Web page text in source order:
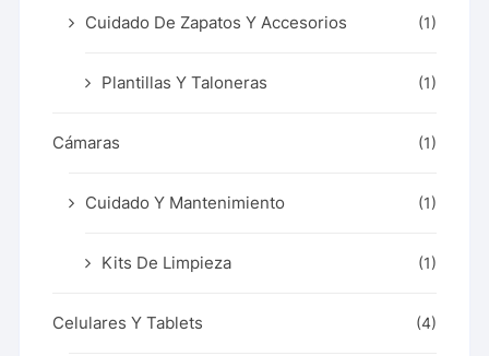
Cuidado De Zapatos Y Accesorios (1)
Plantillas Y Taloneras (1)
Cámaras (1)
Cuidado Y Mantenimiento (1)
Kits De Limpieza (1)
Celulares Y Tablets (4)